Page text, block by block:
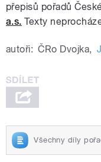
přepisů pořadů
a.s. Texty
autoři: ČRo Dvojka,
Všechny díly